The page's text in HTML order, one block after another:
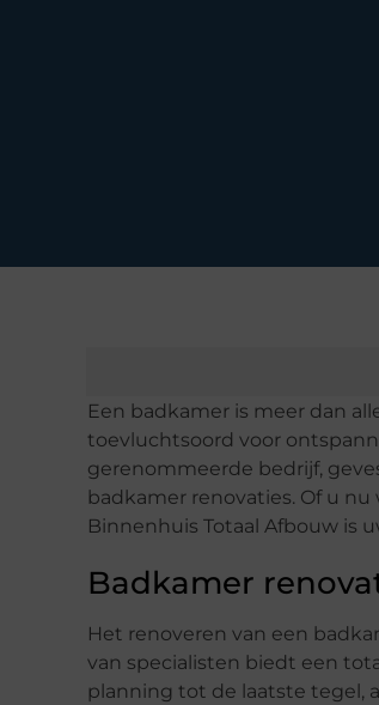
Een badkamer is meer dan
toevluchtsoord voor
gerenommeerde bedrijf,
badkamer renovaties. Of u
Binnenhuis Totaal Afbouw is
Badkamer
Het renoveren van een
van specialisten biedt een
planning tot de laatste tegel,